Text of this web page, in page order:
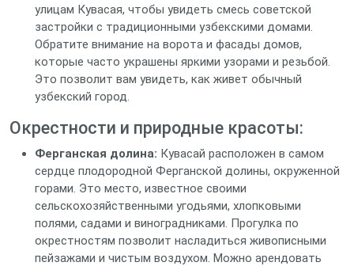
улицам Кувасая, чтобы увидеть смесь советской
застройки с традиционными узбекскими домами.
Обратите внимание на ворота и фасады домов,
которые часто украшены яркими узорами и резьбой.
Это позволит вам увидеть, как живет обычный
узбекский город.
Окрестности и природные красоты:
Ферганская долина: Кувасай расположен в самом
сердце плодородной Ферганской долины, окруженной
горами. Это место, известное своими
сельскохозяйственными угодьями, хлопковыми
полями, садами и виноградниками. Прогулка по
окрестностям позволит насладиться живописными
пейзажами и чистым воздухом. Можно арендовать